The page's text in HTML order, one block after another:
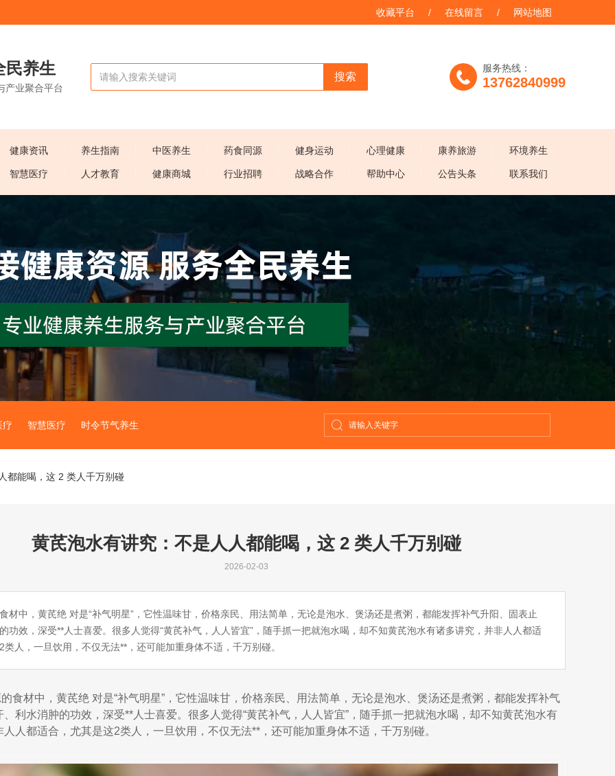
收藏平台 / 在线留言 / 网站地图
民养生
产业聚合平台
搜索
服务热线：
13762840999
健康资讯 养生指南 中医养生 药食同源 健身运动 心理健康 康养旅游 环境养生
智慧医疗 人才教育 健康商城 行业招聘 战略合作 帮助中心 公告头条 联系我们
疗 智慧医疗 时令节气养生
都能喝，这 2 类人千万别碰
黄芪泡水有讲究：不是人人都能喝，这 2 类人千万别碰
2026-02-03
材中，黄芪绝 对是“补气明星”，它性温味甘，价格亲民、用法简单，无论是泡水、煲汤还是煮粥，都能发挥补气升阳、固表止
功效，深受**人士喜爱。很多人觉得“黄芪补气，人人皆宜”，随手抓一把就泡水喝，却不知黄芪泡水有诸多讲究，并非人人都适
类人，一旦饮用，不仅无法**，还可能加重身体不适，千万别碰。
食材中，黄芪绝 对是“补气明星”，它性温味甘，价格亲民、用法简单，无论是泡水、煲汤还是煮粥，都能发挥补气
利水消肿的功效，深受**人士喜爱。很多人觉得“黄芪补气，人人皆宜”，随手抓一把就泡水喝，却不知黄芪泡水有
人都适合，尤其是这2类人，一旦饮用，不仅无法**，还可能加重身体不适，千万别碰。